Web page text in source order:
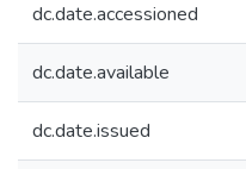
dc.date.accessioned
dc.date.available
dc.date.issued